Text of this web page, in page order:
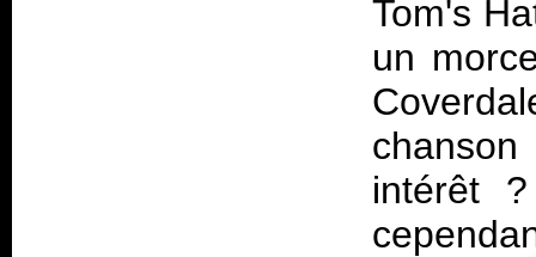
Tom's
un
intérêt